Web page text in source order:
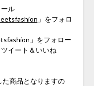
ル
」をフォロ
」をフォロー
イート＆いいね
た商品となりますの